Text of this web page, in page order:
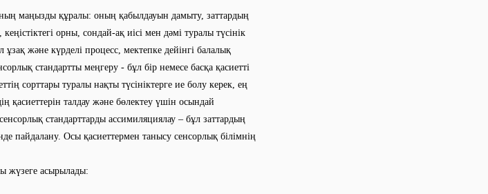
маңызды құралы: оның қабылдауын дамыту, заттардың
орны, сондай-ақ иісі мен дәмі туралы түсінік
және күрделі процесс, мектепке дейінгі балалық
стандартты меңгеру - бұл бір немесе басқа қасиетті
сорттары туралы нақты түсініктерге ие болу керек, ең
қасиеттерін талдау және бөлектеу үшін осындай
стандарттарды ассимиляциялау – бұл заттардың
пайдалану. Осы қасиеттермен танысу сенсорлық білімнің
жүзеге асырылады: